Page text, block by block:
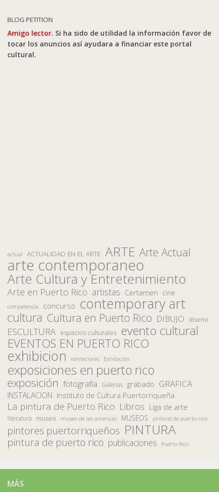
BLOG PETITION
Amigo lector. Si ha sido de utilidad la información favor de
tocar los anuncios así ayudara a financiar este portal
cultural.
actual ACTUALIDAD EN EL ARTE ARTE Arte Actual
arte contemporaneo
Arte Cultura y Entretenimiento
Arte en Puerto Rico artistas Certamen cine
competencia concurso contemporary art
cultura Cultura en Puerto Rico DIBUJO diseño
ESCULTURA espacios culturales evento cultural
EVENTOS EN PUERTO RICO
exhibicion exhibiciones Exhibición
exposiciones en puerto rico
exposición fotografía Galerias grabado GRAFICA
INSTALACION Instituto de Cultura Puertorriqueña
La pintura de Puerto Rico Libros Liga de arte
literatura museo museo de las americas MUSEOS pintores de puerto rico
pintores puertorriqueños PINTURA
pintura de puerto rico publicaciones Puerto Rico
MÁS